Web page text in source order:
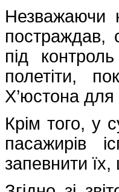
Незважаючи
постраждав,
під
полетіти,
Х’юстона для
Крім того, у
пасажирів
запевнити